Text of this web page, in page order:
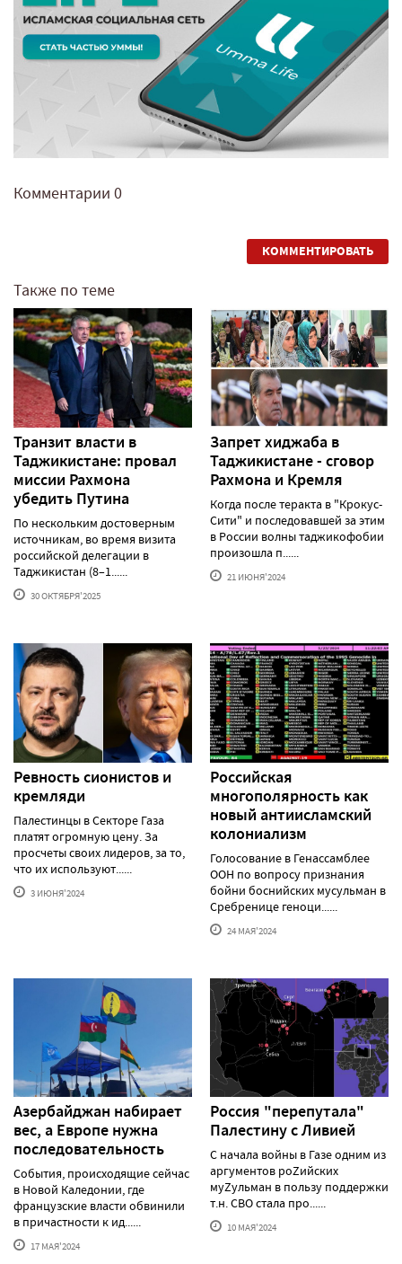
Комментарии 0
КОММЕНТИРОВАТЬ
Также по теме
Транзит власти в
Таджикистане: провал
миссии Рахмона
убедить Путина
По нескольким достоверным
источникам, во время визита
российской делегации в
Таджикистан (8–1......
30 ОКТЯБРЯ'2025
Запрет хиджаба в
Таджикистане - сговор
Рахмона и Кремля
Когда после теракта в "Крокус-
Сити" и последовавшей за этим
в России волны таджикофобии
произошла п......
21 ИЮНЯ'2024
Ревность сионистов и
кремляди
Палестинцы в Секторе Газа
платят огромную цену. За
просчеты своих лидеров, за то,
что их используют......
3 ИЮНЯ'2024
Российская
многополярность как
новый антиисламский
колониализм
Голосование в Генассамблее
ООН по вопросу признания
бойни боснийских мусульман в
Сребренице геноци......
24 МАЯ'2024
Азербайджан набирает
вес, а Европе нужна
последовательность
События, происходящие сейчас
в Новой Каледонии, где
французские власти обвинили
в причастности к ид......
17 МАЯ'2024
Россия "перепутала"
Палестину с Ливией
С начала войны в Газе одним из
аргументов роZийских
муZульман в пользу поддержки
т.н. СВО стала про......
10 МАЯ'2024